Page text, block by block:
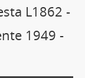
L1862 -
1949 -